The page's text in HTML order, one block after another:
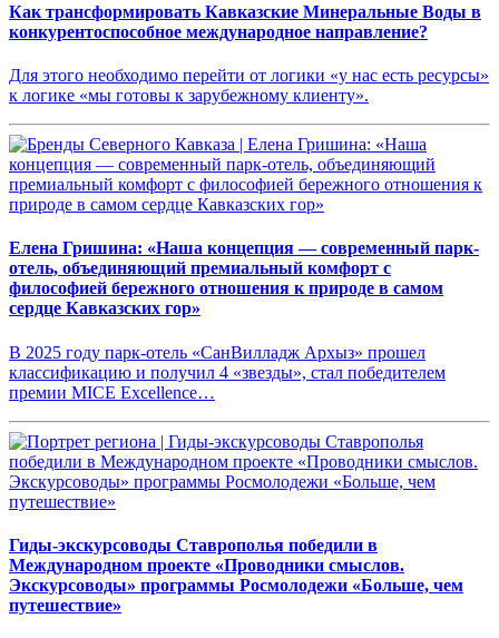
Как трансформировать Кавказские Минеральные Воды в
конкурентоспособное международное направление?
Для этого необходимо перейти от логики «у нас есть ресурсы»
к логике «мы готовы к зарубежному клиенту».
Елена Гришина: «Наша концепция — современный парк-
отель, объединяющий премиальный комфорт с
философией бережного отношения к природе в самом
сердце Кавказских гор»
В 2025 году парк-отель «СанВилладж Архыз» прошел
классификацию и получил 4 «звезды», стал победителем
премии MICE Excellence…
Гиды-экскурсоводы Ставрополья победили в
Международном проекте «Проводники смыслов.
Экскурсоводы» программы Росмолодежи «Больше, чем
путешествие»